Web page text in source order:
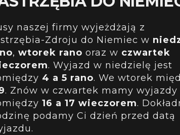
naszej firmy wyjeżdżają z
Zdroju do Niemiec w
, wtorek rano oraz w czwartek
. Wyjazd w niedzielę jest
4 a 5 rano. We wtorek
. Znów w czwartek mamy wyjazdy
16 a 17 wieczorem.
podamy Ci dzień przed datą